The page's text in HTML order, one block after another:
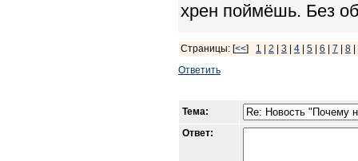
хрен поймёшь. Без
Страницы: [<<] 1 2 3 4 5 6 7 8
Ответить
Тема:
Ответ: